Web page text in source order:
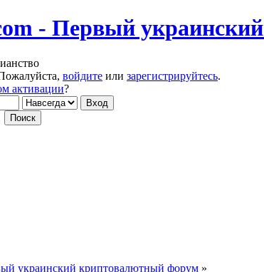
войдите или зарегистрируйтесь.
активации?
украинский криптовалютный форум »